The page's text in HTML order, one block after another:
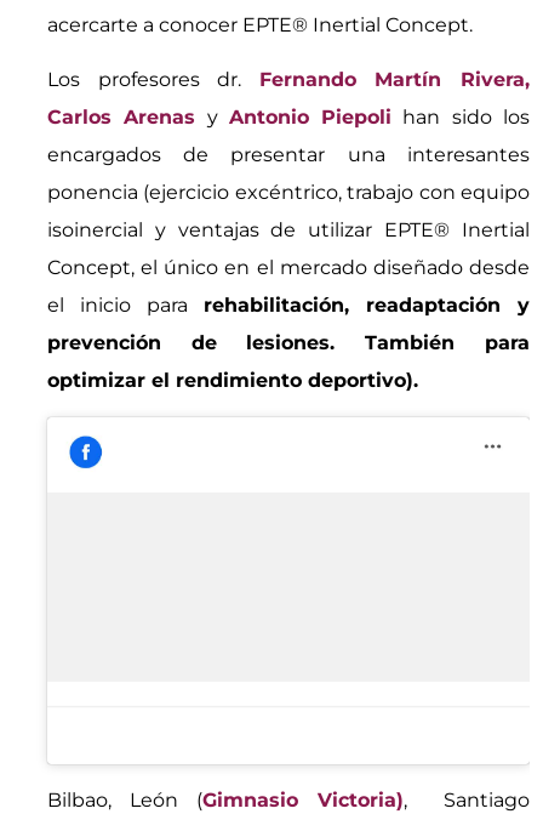
acercarte a conocer EPTE® Inertial Concept.
Los profesores dr. Fernando Martín Rivera,
Carlos Arenas y Antonio Piepoli han sido los
encargados de presentar una interesantes
ponencia (ejercicio excéntrico, trabajo con equipo
isoinercial y ventajas de utilizar EPTE® Inertial
Concept, el único en el mercado diseñado desde
el inicio para rehabilitación, readaptación y
prevención de lesiones. También para
optimizar el rendimiento deportivo).
Bilbao, León (Gimnasio Victoria), Santiago